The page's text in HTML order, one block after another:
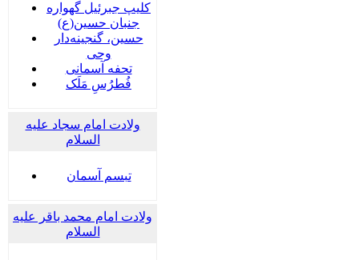
کلیپ جبرئیل گهواره
جنبان حسین(ع)
حسین، گنجینه‌دار
وحی
تحفه آسمانی
فُطرُسِ مَلَک
ولادت امام سجاد علیه
السلام
تبسم آسمان
ولادت امام محمد باقر علیه
السلام